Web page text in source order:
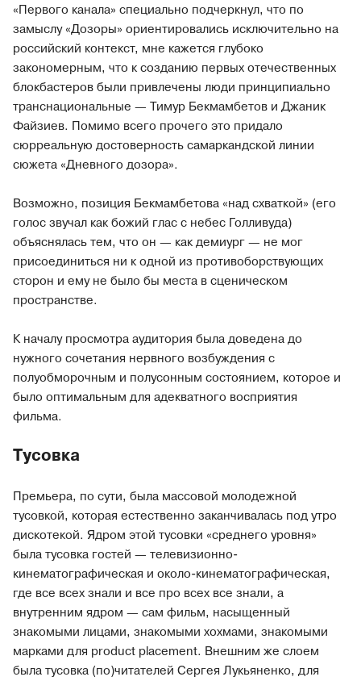
«Первого канала» специально подчеркнул, что по
замыслу «Дозоры» ориентировались исключительно на
российский контекст, мне кажется глубоко
закономерным, что к созданию первых отечественных
блокбастеров были привлечены люди принципиально
транснациональные — Тимур Бекмамбетов и Джаник
Файзиев. Помимо всего прочего это придало
сюрреальную достоверность самаркандской линии
сюжета «Дневного дозора».
Возможно, позиция Бекмамбетова «над схваткой» (его
голос звучал как божий глас с небес Голливуда)
объяснялась тем, что он — как демиург — не мог
присоединиться ни к одной из противоборствующих
сторон и ему не было бы места в сценическом
пространстве.
К началу просмотра аудитория была доведена до
нужного сочетания нервного возбуждения с
полуобморочным и полусонным состоянием, которое и
было оптимальным для адекватного восприятия
фильма.
Тусовка
Премьера, по сути, была массовой молодежной
тусовкой, которая естественно заканчивалась под утро
дискотекой. Ядром этой тусовки «среднего уровня»
была тусовка гостей — телевизионно-
кинематографическая и около-кинематографическая,
где все всех знали и все про всех все знали, а
внутренним ядром — сам фильм, насыщенный
знакомыми лицами, знакомыми хохмами, знакомыми
марками для product placement. Внешним же слоем
была тусовка (по)читателей Сергея Лукьяненко, для